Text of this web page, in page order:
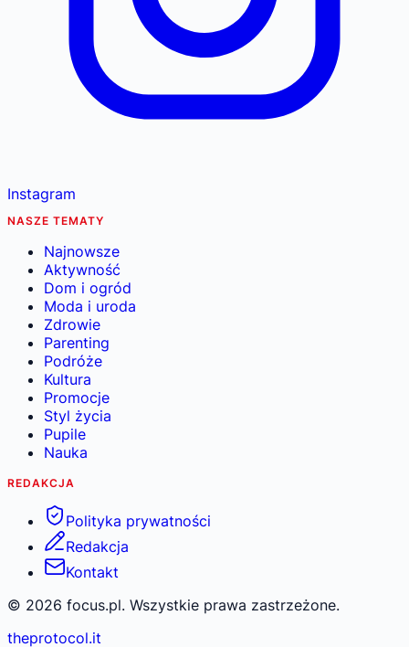
Instagram
NASZE TEMATY
Najnowsze
Aktywność
Dom i ogród
Moda i uroda
Zdrowie
Parenting
Podróże
Kultura
Promocje
Styl życia
Pupile
Nauka
REDAKCJA
Polityka prywatności
Redakcja
Kontakt
© 2026 focus.pl. Wszystkie prawa zastrzeżone.
theprotocol.it